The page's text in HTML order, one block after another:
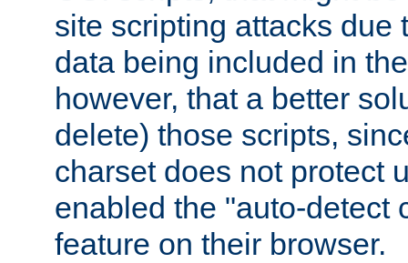
site scripting attacks due
data being included in
however, that a better
delete) those scripts,
charset does not protect
enabled the "auto-detect
feature on their browser.